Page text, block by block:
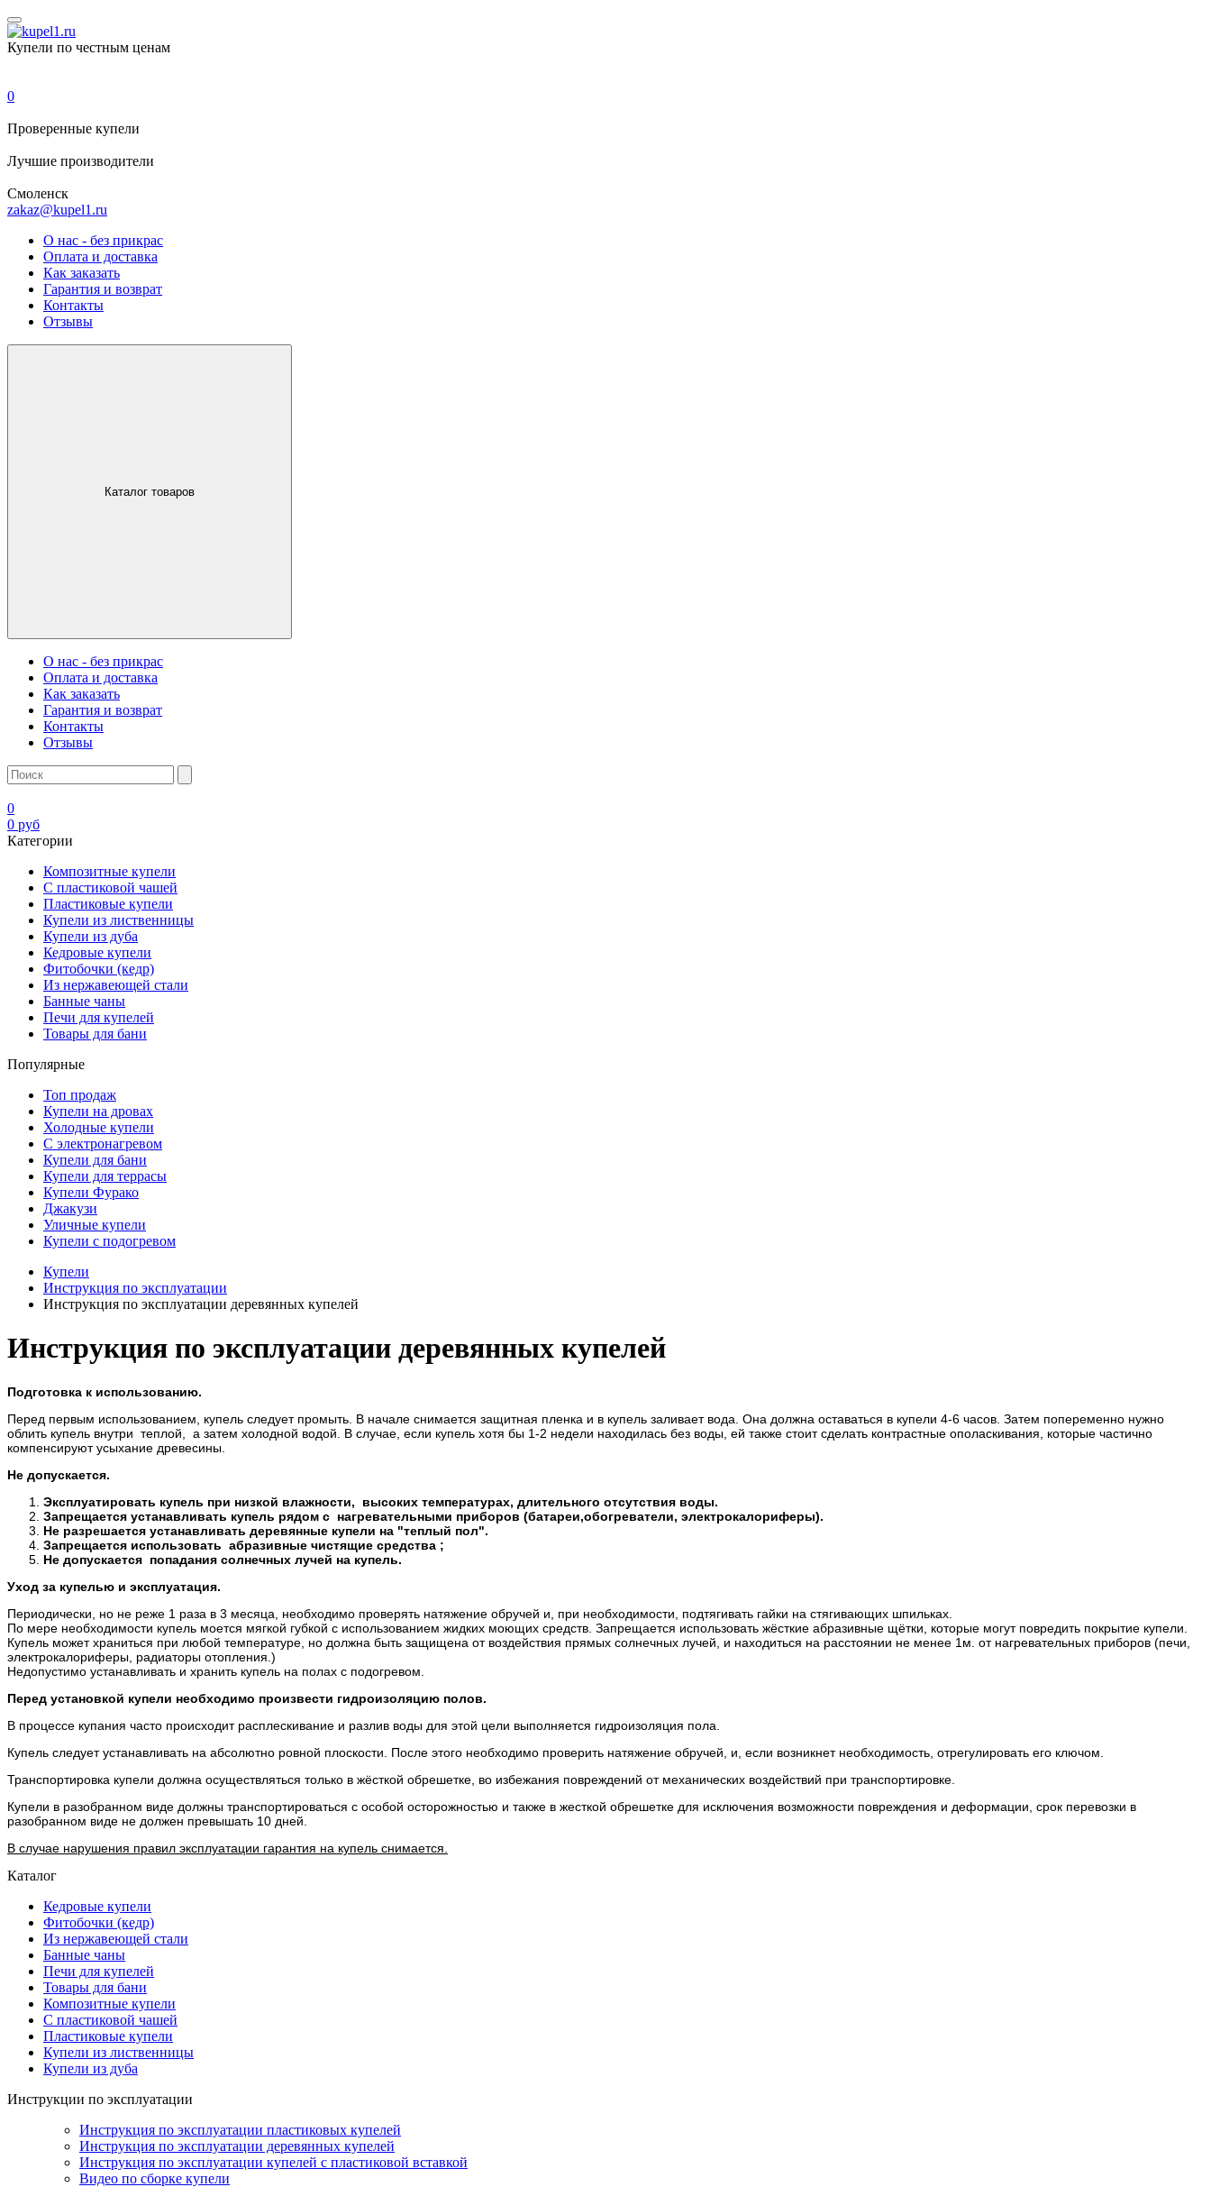
Купели по честным ценам
0
Проверенные купели
Лучшие производители
Смоленск
zakaz@kupel1.ru
О нас - без прикрас
Оплата и доставка
Как заказать
Гарантия и возврат
Контакты
Отзывы
Каталог товаров
О нас - без прикрас
Оплата и доставка
Как заказать
Гарантия и возврат
Контакты
Отзывы
0
0 руб
Категории
Композитные купели
С пластиковой чашей
Пластиковые купели
Купели из лиственницы
Купели из дуба
Кедровые купели
Фитобочки (кедр)
Из нержавеющей стали
Банные чаны
Печи для купелей
Товары для бани
Популярные
Топ продаж
Купели на дровах
Холодные купели
С электронагревом
Купели для бани
Купели для террасы
Купели Фурако
Джакузи
Уличные купели
Купели с подогревом
Купели
Инструкция по эксплуатации
Инструкция по эксплуатации деревянных купелей
Инструкция по эксплуатации деревянных купелей
Подготовка к использованию.
Перед первым использованием, купель следует промыть. В начале снимается защитная пленка и в купель заливает вода. Она должна оставаться в купели 4-6 часов. Затем попеременно нужно
облить купель внутри теплой, а затем холодной водой. В случае, если купель хотя бы 1-2 недели находилась без воды, ей также стоит сделать контрастные ополаскивания, которые частично
компенсируют усыхание древесины.
Не допускается.
Эксплуатировать купель при низкой влажности, высоких температурах, длительного отсутствия воды.
Запрещается устанавливать купель рядом с нагревательными приборов (батареи,обогреватели, электрокалориферы).
Не разрешается устанавливать деревянные купели на "теплый пол".
Запрещается использовать абразивные чистящие средства ;
Не допускается попадания солнечных лучей на купель.
Уход за купелью и эксплуатация.
Периодически, но не реже 1 раза в 3 месяца, необходимо проверять натяжение обручей и, при необходимости, подтягивать гайки на стягивающих шпильках.
По мере необходимости купель моется мягкой губкой с использованием жидких моющих средств. Запрещается использовать жёсткие абразивные щётки, которые могут повредить покрытие купели.
Купель может храниться при любой температуре, но должна быть защищена от воздействия прямых солнечных лучей, и находиться на расстоянии не менее 1м. от нагревательных приборов (печи,
электрокалориферы, радиаторы отопления.)
Недопустимо устанавливать и хранить купель на полах с подогревом.
Перед установкой купели необходимо произвести гидроизоляцию полов.
В процессе купания часто происходит расплескивание и разлив воды для этой цели выполняется гидроизоляция пола.
Купель следует устанавливать на абсолютно ровной плоскости. После этого необходимо проверить натяжение обручей, и, если возникнет необходимость, отрегулировать его ключом.
Транспортировка купели должна осуществляться только в жёсткой обрешетке, во избежания повреждений от механических воздействий при транспортировке.
Купели в разобранном виде должны транспортироваться с особой осторожностью и также в жесткой обрешетке для исключения возможности повреждения и деформации, срок перевозки в
разобранном виде не должен превышать 10 дней.
В случае нарушения правил эксплуатации гарантия на купель снимается.
Каталог
Кедровые купели
Фитобочки (кедр)
Из нержавеющей стали
Банные чаны
Печи для купелей
Товары для бани
Композитные купели
С пластиковой чашей
Пластиковые купели
Купели из лиственницы
Купели из дуба
Инструкции по эксплуатации
Инструкция по эксплуатации пластиковых купелей
Инструкция по эксплуатации деревянных купелей
Инструкция по эксплуатации купелей с пластиковой вставкой
Видео по сборке купели